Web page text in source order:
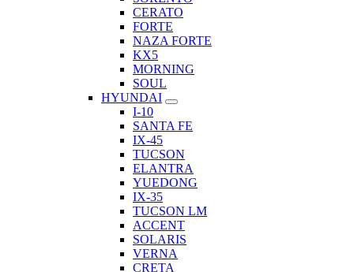
CERATO
FORTE
NAZA FORTE
KX5
MORNING
SOUL
HYUNDAI
I-10
SANTA FE
IX-45
TUCSON
ELANTRA
YUEDONG
IX-35
TUCSON LM
ACCENT
SOLARIS
VERNA
CRETA